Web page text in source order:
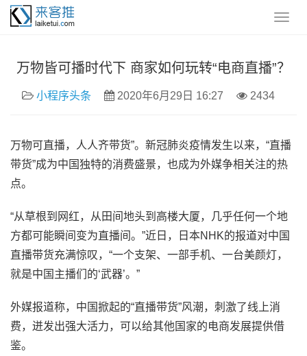
万物皆可播时代下 商家如何玩转“电商直播”？
小程序头条 2020年6月29日 16:27 2434
万物可直播，人人齐带货”。新冠肺炎疫情发生以来，“直播
带货”成为中国独特的消费盛景，也成为外媒争相关注的热
点。
“从草根到网红，从田间地头到高楼大厦，几乎任何一个地
方都可能瞬间变为直播间。”近日，日本NHK的报道对中国
直播带货充满惊叹，“一个支架、一部手机、一台美颜灯，
就是中国主播们的‘武器’。”
外媒报道称，中国掀起的“直播带货”风潮，刺激了线上消
费，迸发出强大活力，可以给其他国家的电商发展提供借
鉴。